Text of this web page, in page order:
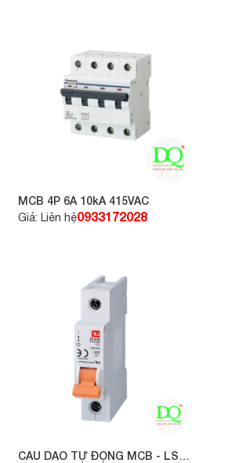
MCB 4P 6A 10kA 415VAC
Giá: Liên hệ0933172028
CẦU DAO TỰ ĐỘNG MCB - LS